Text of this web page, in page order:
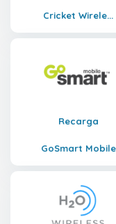
Cricket Wirele...
Recarga
GoSmart Mobile